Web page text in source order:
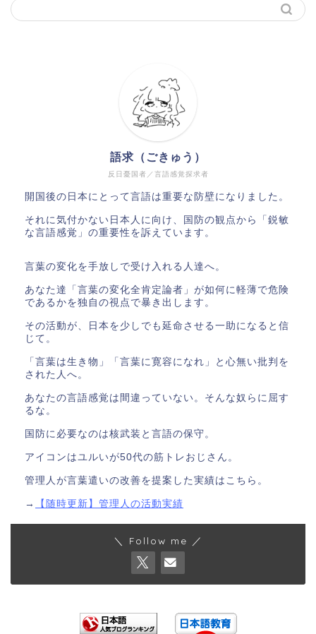
反日憂国者／言語感覚探求者
語求（ごきゅう）
開国後の日本にとって言語は重要な防壁になりました。
それに気付かない日本人に向け、国防の観点から「鋭敏
な言語感覚」の重要性を訴えています。
言葉の変化を手放しで受け入れる人達へ。
あなた達「言葉の変化全肯定論者」が如何に軽薄で危険
であるかを独自の視点で暴き出します。
その活動が、日本を少しでも延命させる一助になると信
じて。
「言葉は生き物」「言葉に寛容になれ」と心無い批判を
された人へ。
あなたの言語感覚は間違っていない。そんな奴らに屈す
るな。
国防に必要なのは核武装と言語の保守。
アイコンはユルいが50代の筋トレおじさん。
管理人が言葉遣いの改善を提案した実績はこちら。
→ 【随時更新】管理人の活動実績
＼ Follow me ／